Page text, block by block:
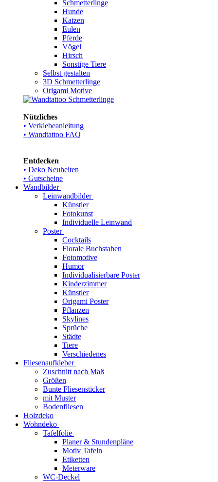
Schmetterlinge
Hunde
Katzen
Eulen
Pferde
Vögel
Hirsch
Sonstige Tiere
Selbst gestalten
3D Schmetterlinge
Origami Motive
Nützliches
• Verklebeanleitung
• Wandtattoo FAQ
Entdecken
• Deko Neuheiten
• Gutscheine
Wandbilder
Leinwandbilder
Künstler
Fotokunst
Individuelle Leinwand
Poster
Cocktails
Florale Buchstaben
Fotomotive
Humor
Individualisierbare Poster
Kinderzimmer
Künstler
Origami Poster
Pflanzen
Skylines
Sprüche
Städte
Tiere
Verschiedenes
Fliesenaufkleber
Zuschnitt nach Maß
Größen
Bunte Fliesensticker
mit Muster
Bodenfliesen
Holzdeko
Wohndeko
Tafelfolie
Planer & Stundenpläne
Motiv Tafeln
Etiketten
Meterware
WC-Deckel